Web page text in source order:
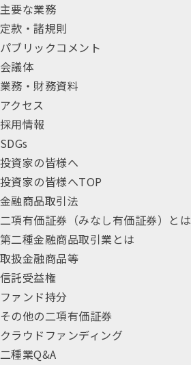
主要な業務
定款・諸規則
パブリックコメント
会議体
業務・財務資料
アクセス
採用情報
SDGs
投資家の皆様へ
投資家の皆様へTOP
金融商品取引法
二項有価証券（みなし有価証券）とは
第二種金融商品取引業とは
取扱金融商品等
信託受益権
ファンド持分
その他の二項有価証券
クラウドファンディング
二種業Q&A